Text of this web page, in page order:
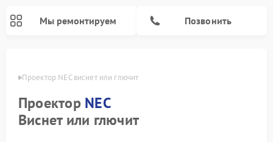
Мы ремонтируем Позвонить
Проектор NEC виснет или глючит
Проектор NEC
Виснет или глючит